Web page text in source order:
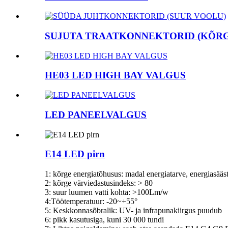
SUJUTA TRAATKONNEKTORID
HE03 LED HIGH BAY VALGUS
LED PANEELVALGUS
E14 LED pirn
1: kõrge energiatõhusus: madal energiatarve, energiasääst
2: kõrge värviedastusindeks: > 80
3: suur luumen vatti kohta: >100Lm/w
4:Töötemperatuur: -20~+55°
5: Keskkonnasõbralik: UV- ja infrapunakiirgus puudub
6: pikk kasutusiga, kuni 30 000 tundi